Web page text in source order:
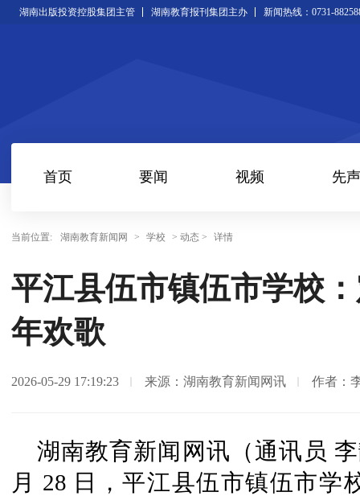
湖南出版投资控股集团主管 湖南教育报刊集团主办 新闻热线：0731-
首页 要闻 视频 先声
当前位置: 湖南教育新闻网 > 学校 > 动态 > 详情
平江县伍市镇伍市学校
年欢歌
2026-05-29 17:19:23 来源：湖南教育新闻网讯 作者：
湖南教育新闻网讯（通讯员
月 28 日，平江县伍市镇伍市学